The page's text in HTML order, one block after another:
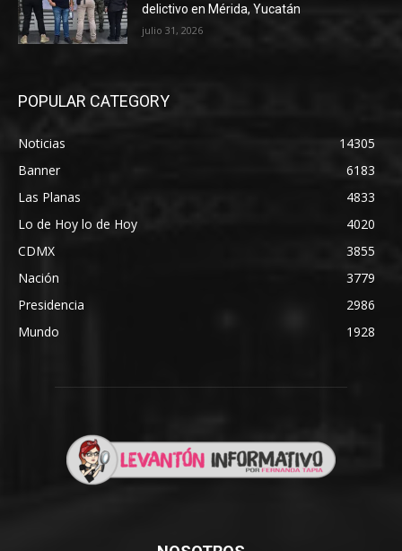
delictivo en Mérida, Yucatán
julio 31, 2026
POPULAR CATEGORY
Noticias
14305
Banner
6183
Las Planas
4833
Lo de Hoy lo de Hoy
4020
CDMX
3855
Nación
3779
Presidencia
2986
Mundo
1928